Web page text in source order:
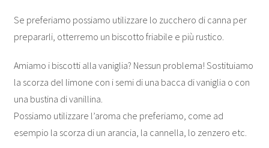
Se preferiamo possiamo utilizzare lo zucchero di canna per
prepararli, otterremo un biscotto friabile e più rustico.
Amiamo i biscotti alla vaniglia? Nessun problema! Sostituiamo
la scorza del limone con i semi di una bacca di vaniglia o con
una bustina di vanillina.
Possiamo utilizzare l’aroma che preferiamo, come ad
esempio la scorza di un arancia, la cannella, lo zenzero etc.